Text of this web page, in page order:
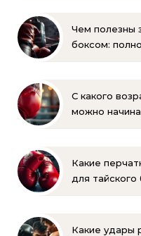
Чем полезны
боксом:
С какого
можно
для родителей
Какие
для тайского
Какие удары